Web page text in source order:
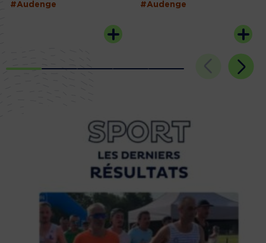
#Audenge #Audenge